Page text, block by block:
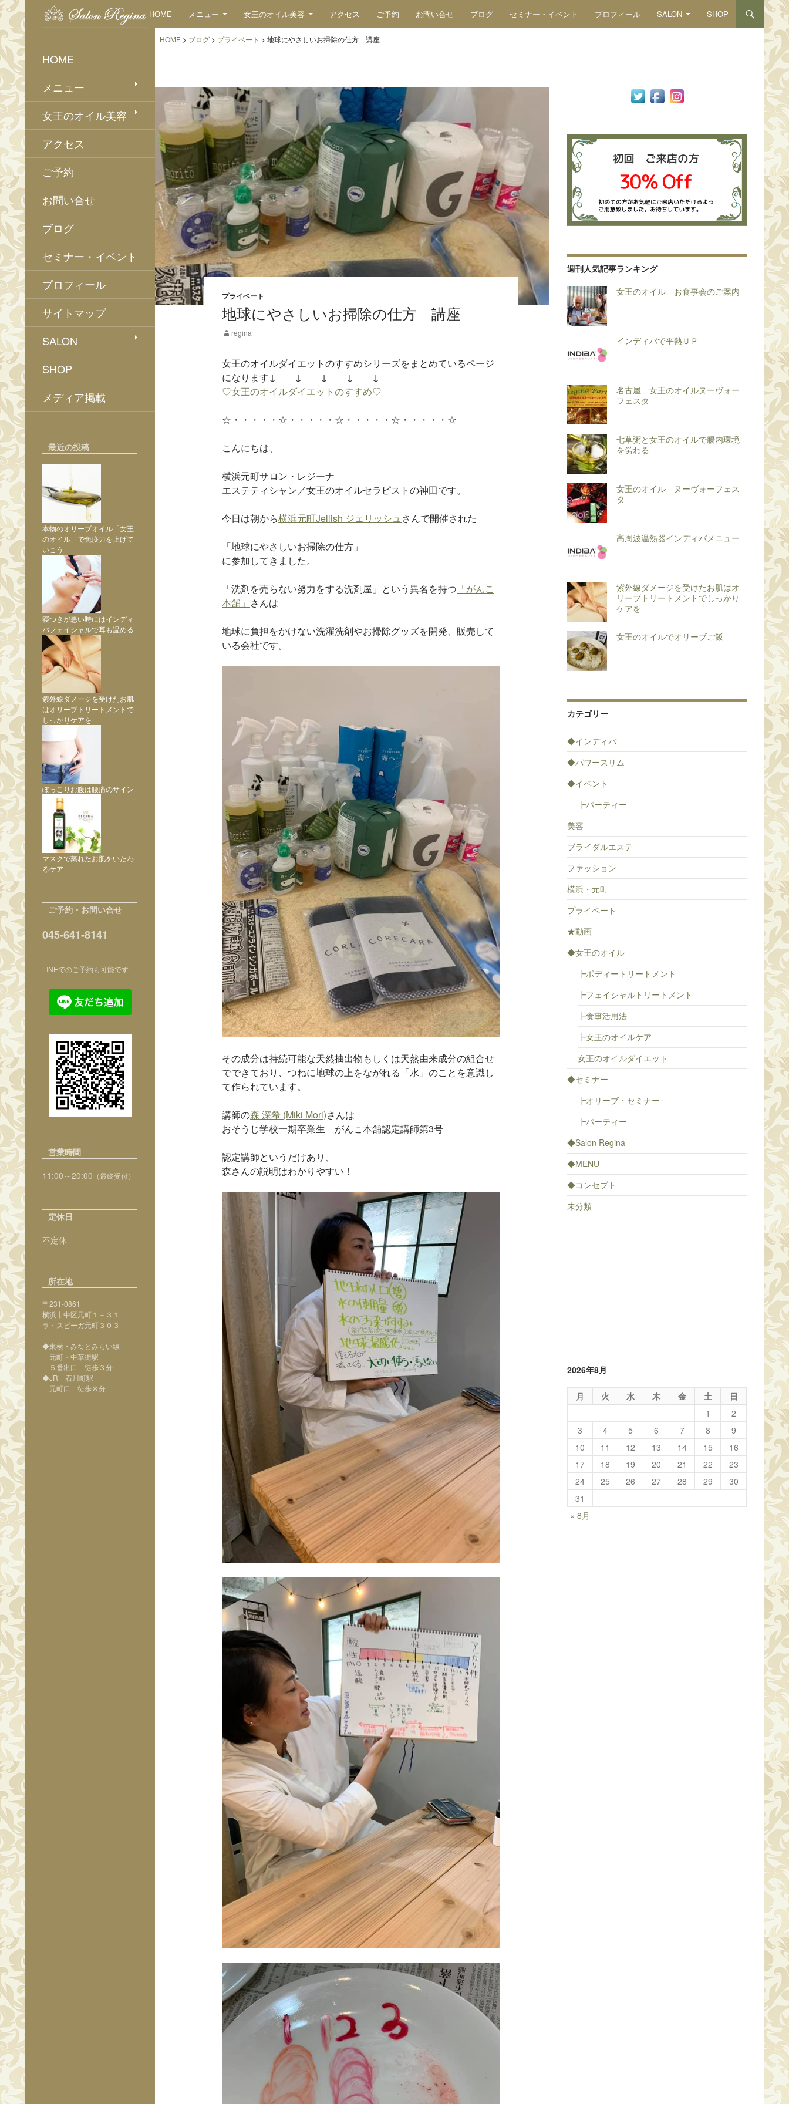
HOME メニュー 女王のオイル美容 アクセス ご予約 お問い合せ ブログ セミナー・イベント プロフィール SALON SHOP
HOME > ブログ > プライベート > 地球にやさしいお掃除の仕方 講座
プライベート
地球にやさしいお掃除の仕方 講座
regina
女王のオイルダイエットのすすめシリーズをまとめているページ
になります↓ ↓ ↓ ↓ ↓
♡女王のオイルダイエットのすすめ♡
☆・・・・・☆・・・・・☆・・・・・☆・・・・・☆
こんにちは、
横浜元町サロン・レジーナ
エステティシャン／女王のオイルセラピストの神田です。
今日は朝から横浜元町Jellish ジェリッシュさんで開催された
「地球にやさしいお掃除の仕方」
に参加してきました。
「洗剤を売らない努力をする洗剤屋」という異名を持つ 「がんこ
本舗」 さんは
地球に負担をかけない洗濯洗剤やお掃除グッズを開発、販売して
いる会社です。
その成分は持続可能な天然抽出物もしくは天然由来成分の組合せ
でできており、つねに地球の上をながれる「水」のことを意識し
て作られています。
講師の森 深希 (Miki Mori)さんは
おそうじ学校一期卒業生 がんこ本舗認定講師第3号
認定講師というだけあり、
森さんの説明はわかりやすい！
週刊人気記事ランキング
女王のオイル お食事会のご案内
インディバで平熱ＵＰ
名古屋 女王のオイルヌーヴォー
フェスタ
七草粥と女王のオイルで腸内環境
を労わる
女王のオイル ヌーヴォーフェス
タ
高周波温熱器インディバメニュー
紫外線ダメージを受けたお肌はオ
リーブトリートメントでしっかり
ケアを
女王のオイルでオリーブご飯
カテゴリー
◆インディバ
◆パワースリム
◆イベント
┣パーティー
美容
ブライダルエステ
ファッション
横浜・元町
プライベート
★動画
◆女王のオイル
┣ボディートリートメント
┣フェイシャルトリートメント
┣食事活用法
┣女王のオイルケア
女王のオイルダイエット
◆セミナー
┣オリーブ・セミナー
┣パーティー
◆Salon Regina
◆MENU
◆コンセプト
未分類
2026年8月
月 火 水 木 金 土
日
1
2
3
4 5 6 7 8
9
10
11 12 13 14 15
16
17
18 19 20 21 22
23
24
25 26 27 28 29
30
31
« 8月
HOME
メニュー
女王のオイル美容
アクセス
ご予約
お問い合せ
ブログ
セミナー・イベント
プロフィール
サイトマップ
SALON
SHOP
メディア掲載
最近の投稿
本物のオリーブオイル「女王
のオイル」で免疫力を上げて
いこう
寝つきが悪い時にはインディ
バフェイシャルで耳も温める
紫外線ダメージを受けたお肌
はオリーブトリートメントで
しっかりケアを
ぽっこりお腹は腰痛のサイン
マスクで蒸れたお肌をいたわ
るケア
ご予約・お問い合せ
045-641-8141
LINEでのご予約も可能です
営業時間
11:00～20:00 （最終受付）
定休日
不定休
所在地
〒231-0861
横浜市中区元町１－３１
ラ・スピーガ元町３０３
◆東横・みなとみらい線
元町・中華街駅
５番出口 徒歩３分
◆JR 石川町駅
元町口 徒歩８分